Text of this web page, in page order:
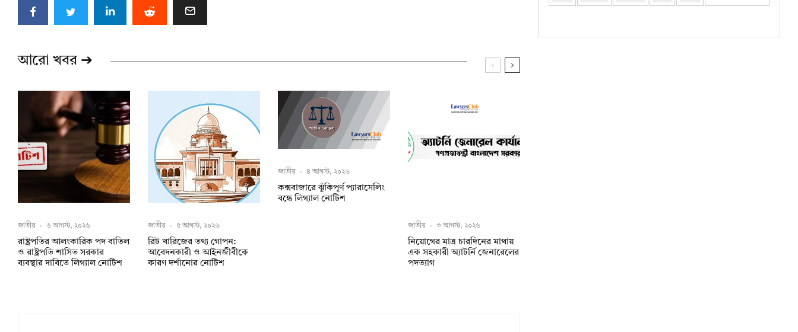
আরো খবর ➔
জাতীয় · ৬ আগস্ট, ২০২৬
রাষ্ট্রপতির আলংকারিক পদ বাতিল
ও রাষ্ট্রপতি শাসিত সরকার
ব্যবস্থার দাবিতে লিগ্যাল নোটিশ
জাতীয় · ৫ আগস্ট, ২০২৬
রিট খারিজের তথ্য গোপন:
আবেদনকারী ও আইনজীবীকে
কারণ দর্শানোর নোটিশ
জাতীয় · ৪ আগস্ট, ২০২৬
কক্সবাজারে ঝুঁকিপূর্ণ প্যারাসেলিং
বন্ধে লিগ্যাল নোটিশ
জাতীয় · ৩ আগস্ট, ২০২৬
নিয়োগের মাত্র চারদিনের মাথায়
এক সহকারী অ্যাটর্নি জেনারেলের
পদত্যাগ